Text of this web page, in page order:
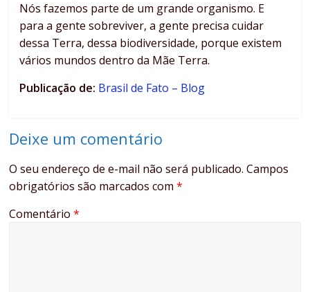
Nós fazemos parte de um grande organismo. E
para a gente sobreviver, a gente precisa cuidar
dessa Terra, dessa biodiversidade, porque existem
vários mundos dentro da Mãe Terra.
Publicação de: Brasil de Fato – Blog
Deixe um comentário
O seu endereço de e-mail não será publicado. Campos
obrigatórios são marcados com*
Comentário*